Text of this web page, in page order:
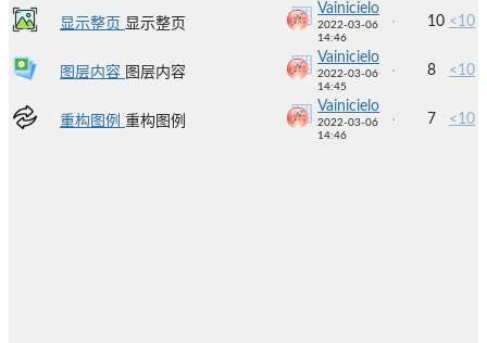
显示整页 显示整页
Vainicielo
2022-03-06
14:46
10 <10
图层内容 图层内容
Vainicielo
2022-03-06
14:45
8 <10
重构图例 重构图例
Vainicielo
2022-03-06
14:46
7 <10